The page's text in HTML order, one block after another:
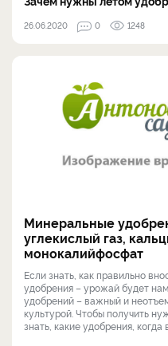
26.06.2020 0 1248
Минеральные
углекислый газ,
монокалийфосфат
Если знать, как правильно
удобрения – урожай будет
удобрений – важный и
культурой. Чтобы получить
знать, какие удобрения, когда